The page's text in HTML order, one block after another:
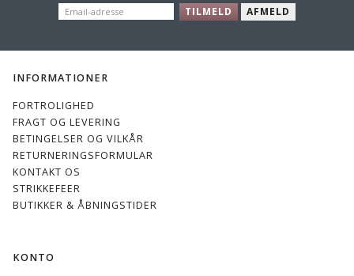
EMAIL-
ADRESSE
TILMELD AFMELD
INFORMATIONER
FORTROLIGHED
FRAGT OG LEVERING
BETINGELSER OG VILKÅR
RETURNERINGSFORMULAR
KONTAKT OS
STRIKKEFEER
BUTIKKER & ÅBNINGSTIDER
KONTO